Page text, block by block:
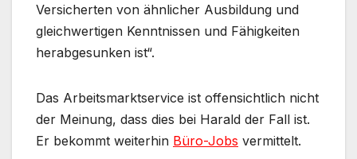
Versicherten von ähnlicher Ausbildung und
gleichwertigen Kenntnissen und Fähigkeiten
herabgesunken ist“.
Das Arbeitsmarktservice ist offensichtlich nicht
der Meinung, dass dies bei Harald der Fall ist.
Er bekommt weiterhin Büro-Jobs vermittelt.